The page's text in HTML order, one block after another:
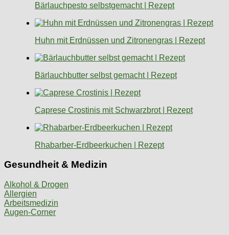
Bärlauchpesto selbstgemacht | Rezept
Huhn mit Erdnüssen und Zitronengras | Rezept
Bärlauchbutter selbst gemacht | Rezept
Caprese Crostinis mit Schwarzbrot | Rezept
Rhabarber-Erdbeerkuchen | Rezept
Gesundheit & Medizin
Alkohol & Drogen
Allergien
Arbeitsmedizin
Augen-Corner